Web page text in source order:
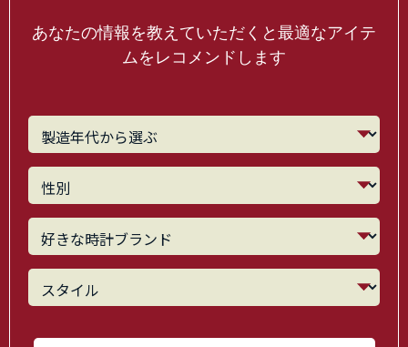
あなたの情報を教えていただくと最適なアイテ
ムをレコメンドします